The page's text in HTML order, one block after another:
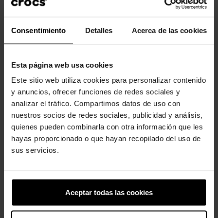
Consentimiento Detalles Acerca de las cookies
Esta página web usa cookies
Este sitio web utiliza cookies para personalizar contenido
y anuncios, ofrecer funciones de redes sociales y
analizar el tráfico. Compartimos datos de uso con
nuestros socios de redes sociales, publicidad y análisis,
quienes pueden combinarla con otra información que les
hayas proporcionado o que hayan recopilado del uso de
sus servicios.
Aceptar todas las cookies
Los clientes que compraron este
-20% -20%
89,90 € 71,92 €